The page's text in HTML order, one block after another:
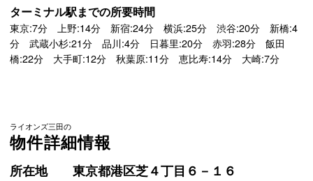
ターミナル駅までの所要時間
東京:7分 上野:14分 新宿:24分 横浜:25分 渋谷:20分 新橋:4
分 武蔵小杉:21分 品川:4分 日暮里:20分 赤羽:28分 飯田
橋:22分 大手町:12分 秋葉原:11分 恵比寿:14分 大崎:7分
ライオンズ三田の
物件詳細情報
所在地
東京都港区芝４丁目６－１６